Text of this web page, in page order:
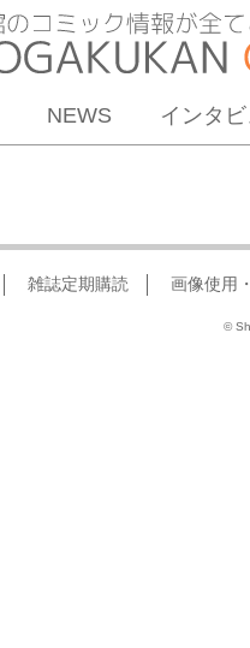
NEWS インタ
雑誌定期購読 画像使用
©